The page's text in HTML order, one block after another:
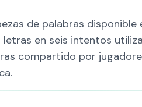
de palabras
en seis intentos
compartido por